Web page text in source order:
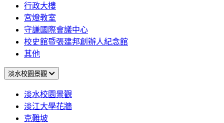
行政大樓
宮燈教室
守謙國際會議中心
校史館暨張建邦創辦人紀念館
其他
淡水校園景觀
淡水校園景觀
淡江大學花牆
克難坡